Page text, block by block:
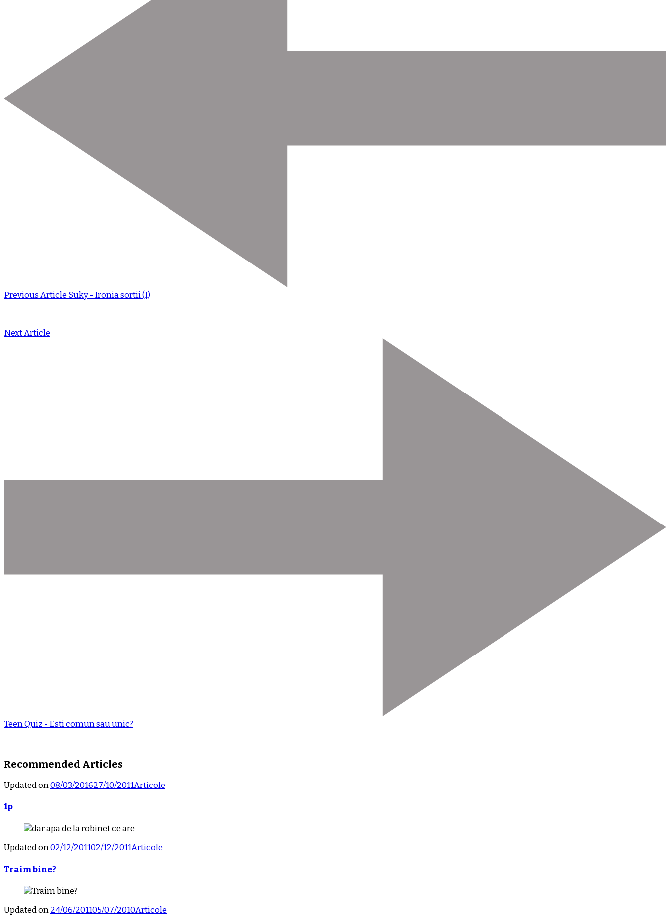
Previous Article Suky - Ironia sortii (I)
Next Article
Teen Quiz - Esti comun sau unic?
Recommended Articles
Updated on08/03/201627/10/2011Articole
1p
Updated on02/12/201102/12/2011Articole
Traim bine?
Updated on24/06/201105/07/2010Articole